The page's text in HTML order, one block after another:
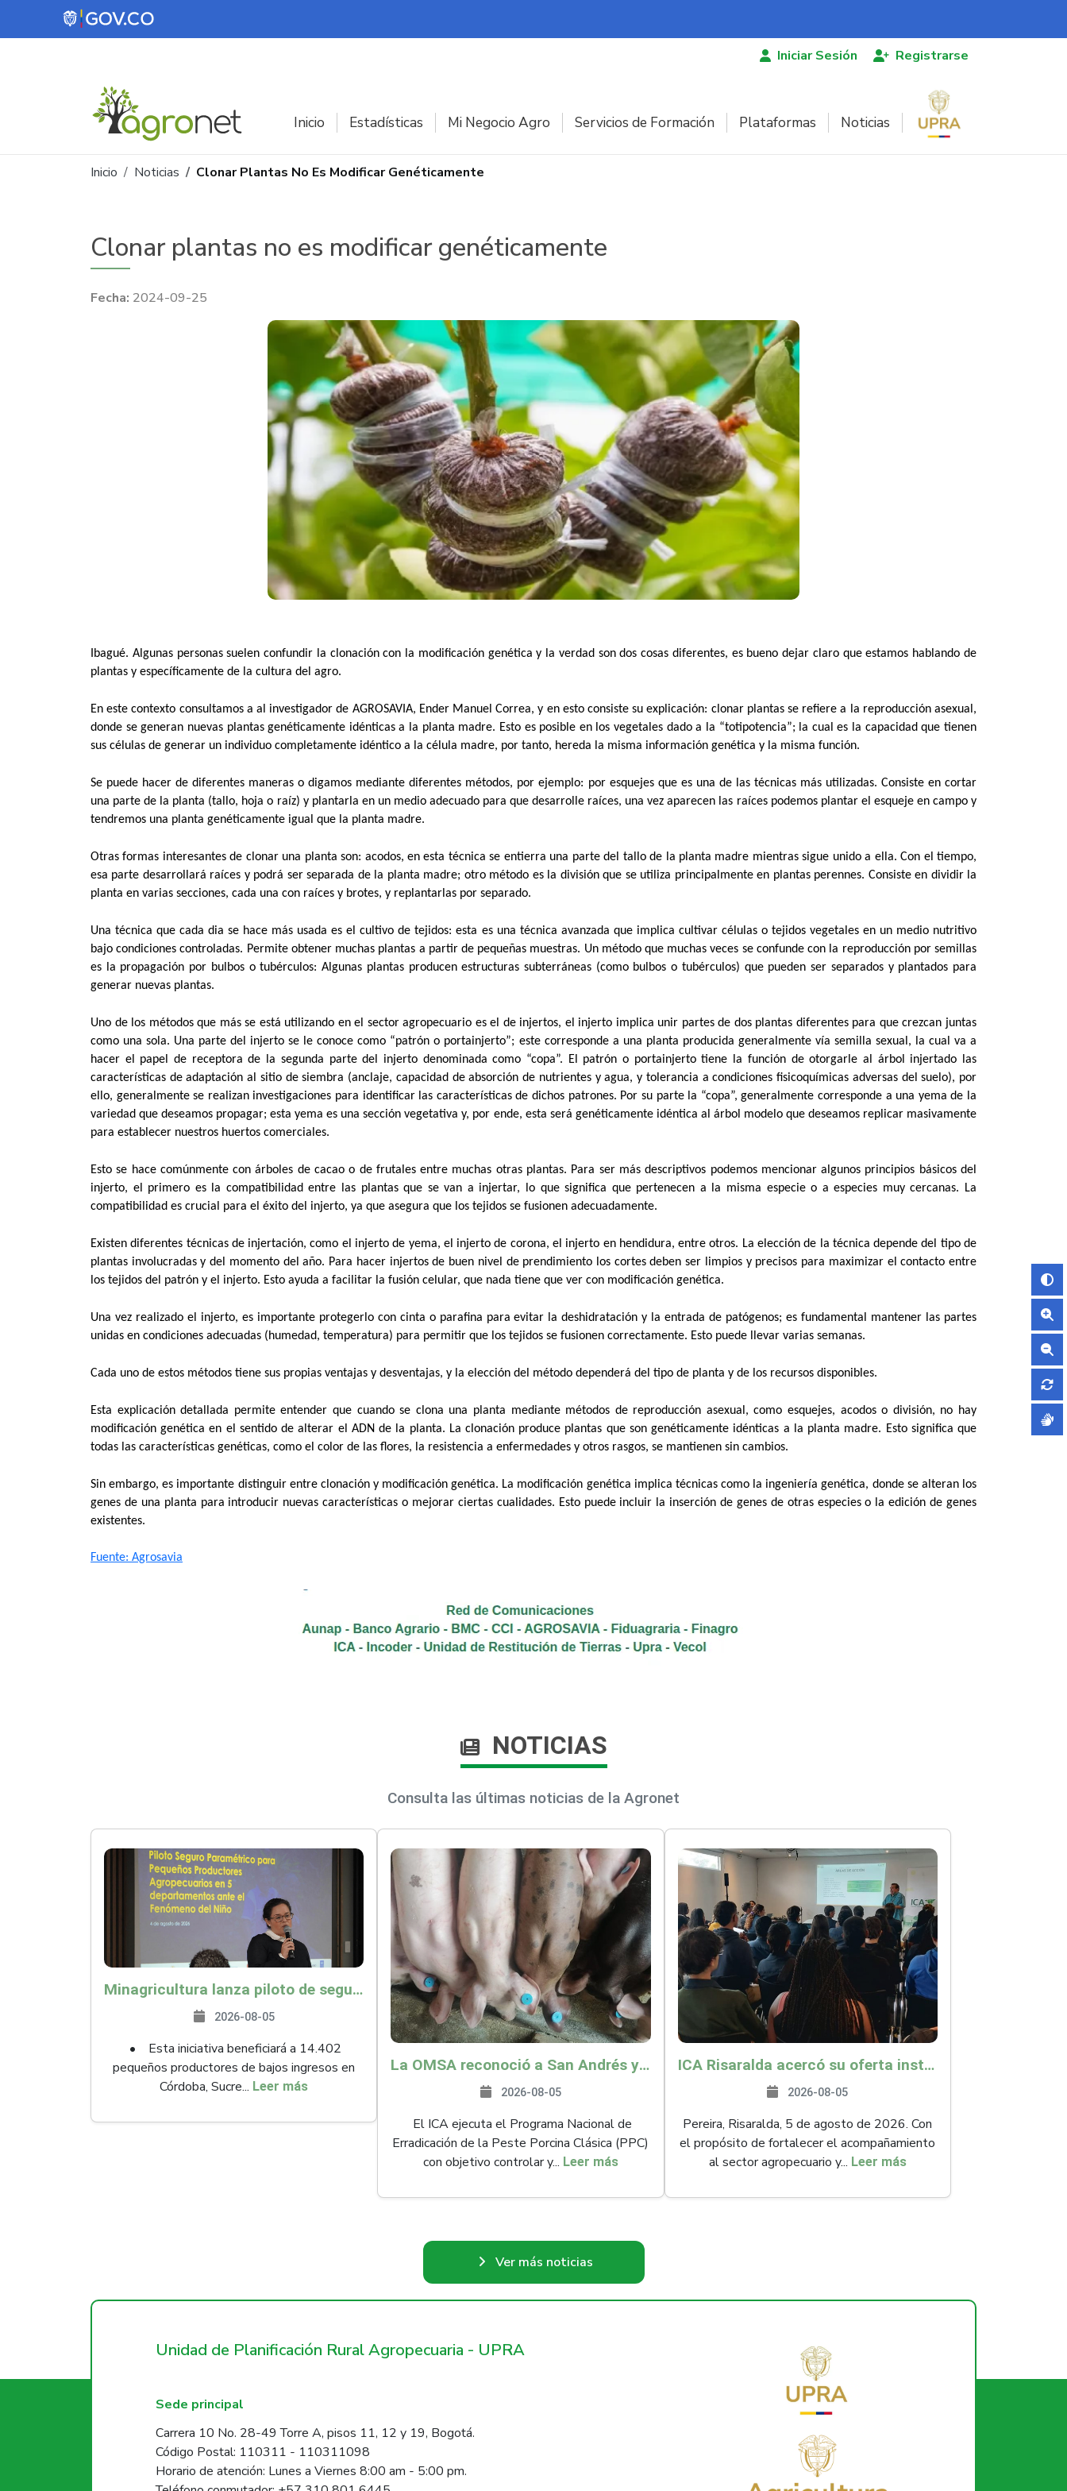
Pasar al contenido principal
Iniciar Sesión Registrarse
Inicio Estadísticas Mi Negocio Agro Servicios de Formación Plataformas Noticias
Ruta de navegación
Inicio Noticias Clonar Plantas No Es Modificar Genéticamente
Clonar plantas no es modificar genéticamente
2024-09-25
Ibagué. Algunas personas suelen confundir la clonación con la modificación genética y la verdad son dos cosas diferentes, es bueno dejar claro que estamos hablando de
plantas y específicamente de la cultura del agro.
En este contexto consultamos a al investigador de AGROSAVIA, Ender Manuel Correa, y en esto consiste su explicación: clonar plantas se refiere a la reproducción asexual,
donde se generan nuevas plantas genéticamente idénticas a la planta madre. Esto es posible en los vegetales dado a la “totipotencia”; la cual es la capacidad que tienen
sus células de generar un individuo completamente idéntico a la célula madre, por tanto, hereda la misma información genética y la misma función.
Se puede hacer de diferentes maneras o digamos mediante diferentes métodos, por ejemplo: por esquejes que es una de las técnicas más utilizadas. Consiste en cortar
una parte de la planta (tallo, hoja o raíz) y plantarla en un medio adecuado para que desarrolle raíces, una vez aparecen las raíces podemos plantar el esqueje en campo y
tendremos una planta genéticamente igual que la planta madre.
Otras formas interesantes de clonar una planta son: acodos, en esta técnica se entierra una parte del tallo de la planta madre mientras sigue unido a ella. Con el tiempo,
esa parte desarrollará raíces y podrá ser separada de la planta madre; otro método es la división que se utiliza principalmente en plantas perennes. Consiste en dividir la
planta en varias secciones, cada una con raíces y brotes, y replantarlas por separado.
Una técnica que cada dia se hace más usada es el cultivo de tejidos: esta es una técnica avanzada que implica cultivar células o tejidos vegetales en un medio nutritivo
bajo condiciones controladas. Permite obtener muchas plantas a partir de pequeñas muestras. Un método que muchas veces se confunde con la reproducción por semillas
es la propagación por bulbos o tubérculos: Algunas plantas producen estructuras subterráneas (como bulbos o tubérculos) que pueden ser separados y plantados para
generar nuevas plantas.
Uno de los métodos que más se está utilizando en el sector agropecuario es el de injertos, el injerto implica unir partes de dos plantas diferentes para que crezcan juntas
como una sola. Una parte del injerto se le conoce como “patrón o portainjerto”; este corresponde a una planta producida generalmente vía semilla sexual, la cual va a
hacer el papel de receptora de la segunda parte del injerto denominada como “copa”. El patrón o portainjerto tiene la función de otorgarle al árbol injertado las
características de adaptación al sitio de siembra (anclaje, capacidad de absorción de nutrientes y agua, y tolerancia a condiciones fisicoquímicas adversas del suelo), por
ello, generalmente se realizan investigaciones para identificar las características de dichos patrones. Por su parte la “copa”, generalmente corresponde a una yema de la
variedad que deseamos propagar; esta yema es una sección vegetativa y, por ende, esta será genéticamente idéntica al árbol modelo que deseamos replicar masivamente
para establecer nuestros huertos comerciales.
Esto se hace comúnmente con árboles de cacao o de frutales entre muchas otras plantas. Para ser más descriptivos podemos mencionar algunos principios básicos del
injerto, el primero es la compatibilidad entre las plantas que se van a injertar, lo que significa que pertenecen a la misma especie o a especies muy cercanas. La
compatibilidad es crucial para el éxito del injerto, ya que asegura que los tejidos se fusionen adecuadamente.
Existen diferentes técnicas de injertación, como el injerto de yema, el injerto de corona, el injerto en hendidura, entre otros. La elección de la técnica depende del tipo de
plantas involucradas y del momento del año. Para hacer injertos de buen nivel de prendimiento los cortes deben ser limpios y precisos para maximizar el contacto entre
los tejidos del patrón y el injerto. Esto ayuda a facilitar la fusión celular, que nada tiene que ver con modificación genética.
Una vez realizado el injerto, es importante protegerlo con cinta o parafina para evitar la deshidratación y la entrada de patógenos; es fundamental mantener las partes
unidas en condiciones adecuadas (humedad, temperatura) para permitir que los tejidos se fusionen correctamente. Esto puede llevar varias semanas.
Cada uno de estos métodos tiene sus propias ventajas y desventajas, y la elección del método dependerá del tipo de planta y de los recursos disponibles.
Esta explicación detallada permite entender que cuando se clona una planta mediante métodos de reproducción asexual, como esquejes, acodos o división, no hay
modificación genética en el sentido de alterar el ADN de la planta. La clonación produce plantas que son genéticamente idénticas a la planta madre. Esto significa que
todas las características genéticas, como el color de las flores, la resistencia a enfermedades y otros rasgos, se mantienen sin cambios.
Sin embargo, es importante distinguir entre clonación y modificación genética. La modificación genética implica técnicas como la ingeniería genética, donde se alteran los
genes de una planta para introducir nuevas características o mejorar ciertas cualidades. Esto puede incluir la inserción de genes de otras especies o la edición de genes
existentes.
Fuente: Agrosavia​
NOTICIAS
Consulta las últimas noticias de la Agronet
Minagricultura lanza piloto de seguro agropecuario por $9.625 millones para proteger a más de 14.000 pequeños productores contra riesgos del Fenómeno de El Niño
2026-08-05
• Esta iniciativa beneficiará a 14.402
pequeños productores de bajos ingresos en
Córdoba, Sucre... Leer más
La OMSA reconoció a San Andrés y Providencia como zona libre de Peste Porcina Clásica (PPC)
2026-08-05
El ICA ejecuta el Programa Nacional de
Erradicación de la Peste Porcina Clásica (PPC)
con objetivo controlar y... Leer más
ICA Risaralda acercó su oferta institucional a productores y emprendedores en Expocamello
2026-08-05
Pereira, Risaralda, 5 de agosto de 2026. Con
el propósito de fortalecer el acompañamiento
al sector agropecuario y... Leer más
Ver más noticias
Unidad de Planificación Rural Agropecuaria - UPRA
Sede principal
Carrera 10 No. 28-49 Torre A, pisos 11, 12 y 19, Bogotá.
Código Postal: 110311 - 110311098
Horario de atención: Lunes a Viernes 8:00 am - 5:00 pm.